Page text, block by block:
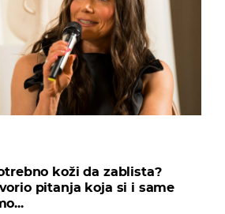
koži da zablista?
pitanja koja si i same